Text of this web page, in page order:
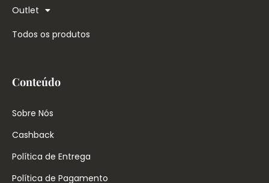
Outlet
Todos os produtos
Conteúdo
Sobre Nós
Cashback
Política de Entrega
Política de Pagamento